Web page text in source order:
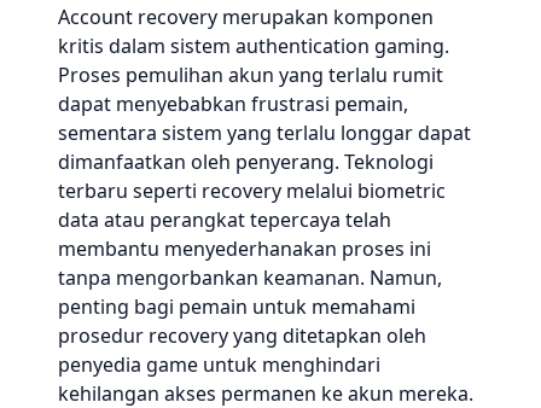
Account recovery merupakan komponen
kritis dalam sistem authentication gaming.
Proses pemulihan akun yang terlalu rumit
dapat menyebabkan frustrasi pemain,
sementara sistem yang terlalu longgar dapat
dimanfaatkan oleh penyerang. Teknologi
terbaru seperti recovery melalui biometric
data atau perangkat tepercaya telah
membantu menyederhanakan proses ini
tanpa mengorbankan keamanan. Namun,
penting bagi pemain untuk memahami
prosedur recovery yang ditetapkan oleh
penyedia game untuk menghindari
kehilangan akses permanen ke akun mereka.